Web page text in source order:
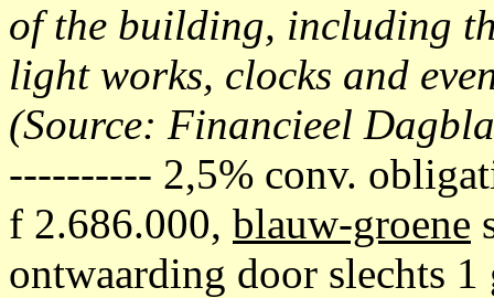
of the building, including
light works, clocks and
(Source: Financieel
---------- 2,5% conv.
f 2.686.000, blauw-groene
ontwaarding door slechts